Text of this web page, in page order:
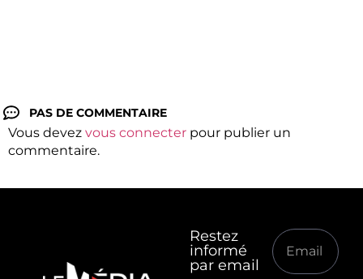
PAS DE COMMENTAIRE
Vous devez vous connecter pour publier un
commentaire.
Restez
informé
par email